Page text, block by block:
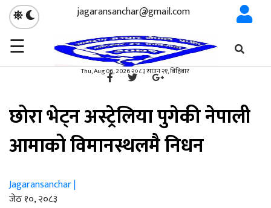
jagaransanchar@gmail.com
☰
Thu, Aug 06, 2026 २०८३ साउन २१, बिहिबार
×
गृहपृष्ठ प्रवास
प्रवास
छोरा भेट्न अस्ट्रेलिया पुगेकी नेपाली
आमाको विमानस्थलमै निधन
Jagaransanchar |
जेठ १०, २०८३